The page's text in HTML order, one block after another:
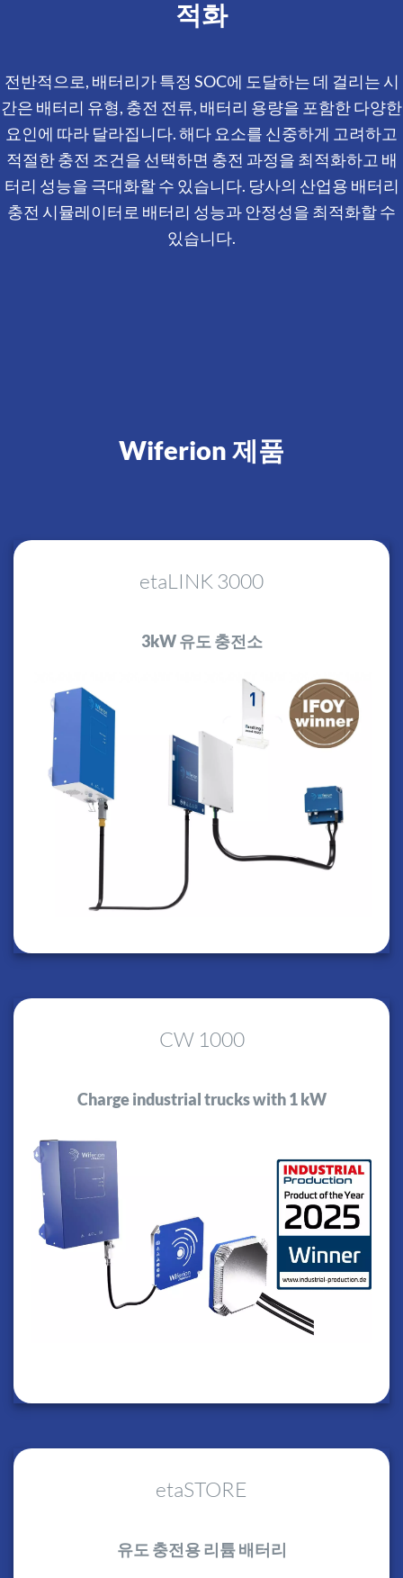
적화
전반적으로, 배터리가 특정 SOC에 도달하는 데 걸리는 시
간은 배터리 유형, 충전 전류, 배터리 용량을 포함한 다양한
요인에 따라 달라집니다. 해다 요소를 신중하게 고려하고
적절한 충전 조건을 선택하면 충전 과정을 최적화하고 배
터리 성능을 극대화할 수 있습니다. 당사의 산업용 배터리
충전 시뮬레이터로 배터리 성능과 안정성을 최적화할 수
있습니다.
Wiferion 제품
etaLINK 3000
3kW 유도 충전소
CW 1000
Charge industrial trucks with 1 kW
etaSTORE
유도 충전용 리튬 배터리